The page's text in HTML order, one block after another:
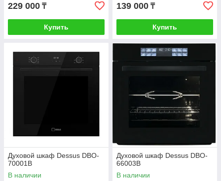
229 000 ₸
Купить
139 000 ₸
Купить
Духовой шкаф Dessus DBO-
70001B
В наличии
Духовой шкаф Dessus DBO-
66003B
В наличии